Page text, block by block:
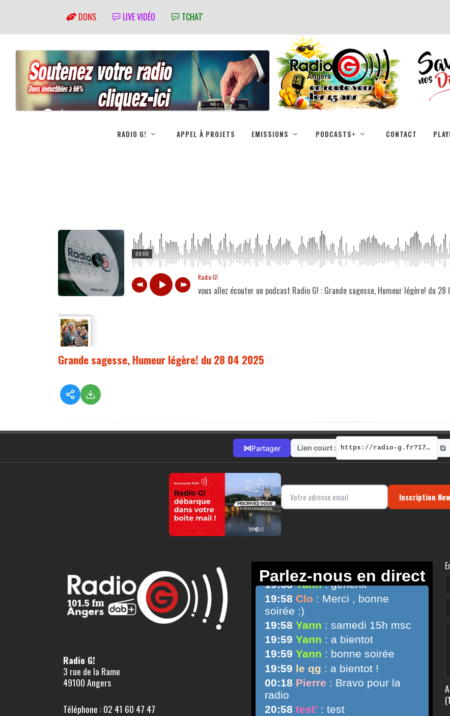
DONS LIVE VIDÉO TCHAT'
RADIO G! APPEL À PROJETS EMISSIONS PODCASTS+ CONTACT
00:00
Radio G!
vous allez écouter un podcast Radio G! : Grande sagesse, Humeur légère! du
Grande sagesse, Humeur légère! du 28 04 2025
⋈Partager Lien court : https://radio-g.fr?17434 ⧉
Inscription
Radio G!
3 rue de la Rame
49100 Angers
Téléphone : 02 41 60 47 47